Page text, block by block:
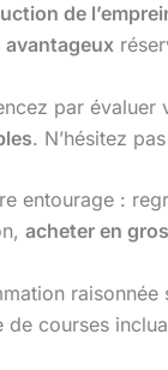
de
par
. N’hésitez
entourage :
acheter en gros
courses